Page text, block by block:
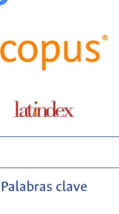
Palabras clave